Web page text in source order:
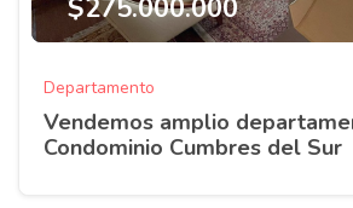
$275.000.000
Departamento
Vendemos amplio
Condominio Cumbres del Sur